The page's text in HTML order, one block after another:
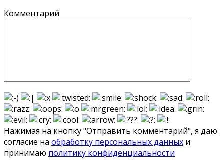
Комментарий
Нажимая на кнопку "Отправить комментарий", я даю
согласие на обработку персональных данных и
принимаю политику конфиденциальности